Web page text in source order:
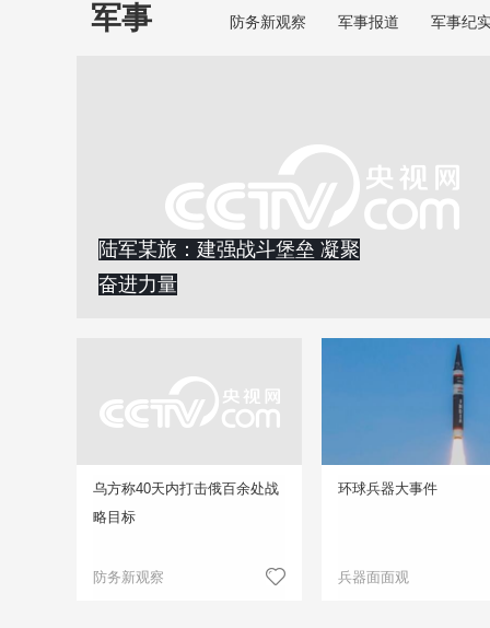
军事 防务新观察 军事报道 军事纪
陆军某旅：建强战斗堡垒 凝聚
奋进力量
乌方称40天内打击俄百余处战
略目标
防务新观察
环球兵器大事件
兵器面面观